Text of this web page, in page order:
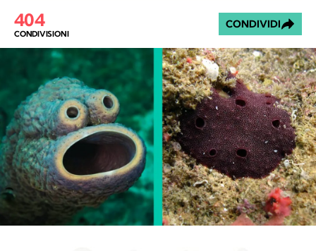
404
CONDIVISIONI
CONDIVIDI